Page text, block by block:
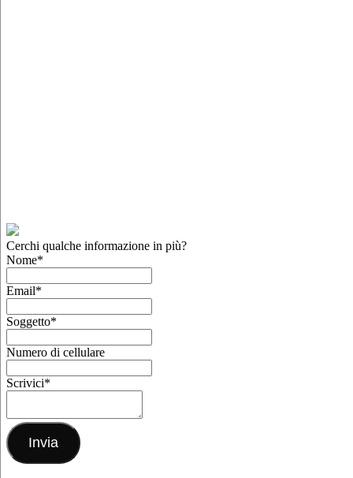
Cerchi qualche informazione in più?
Nome*
Email*
Soggetto*
Numero di cellulare
Scrivici*
Invia